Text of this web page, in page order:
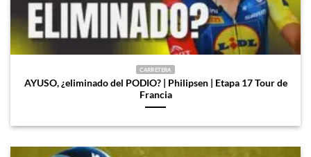
CARRETERA
AYUSO, ¿eliminado del PODIO? | Philipsen | Etapa 17 Tour de
Francia